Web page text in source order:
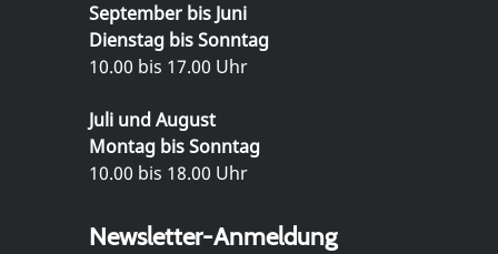
September bis Juni
Dienstag bis Sonntag
10.00 bis 17.00 Uhr
Juli und August
Montag bis Sonntag
10.00 bis 18.00 Uhr
Newsletter-Anmeldung